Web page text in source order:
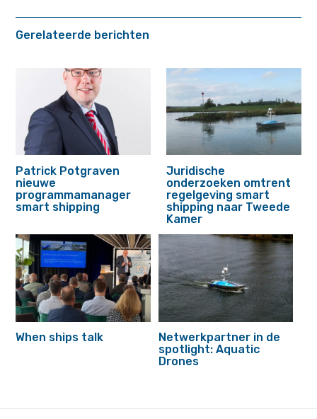
Gerelateerde berichten
Patrick Potgraven
nieuwe
programmamanager
smart shipping
Juridische
onderzoeken omtrent
regelgeving smart
shipping naar Tweede
Kamer
When ships talk
Netwerkpartner in de
spotlight: Aquatic
Drones